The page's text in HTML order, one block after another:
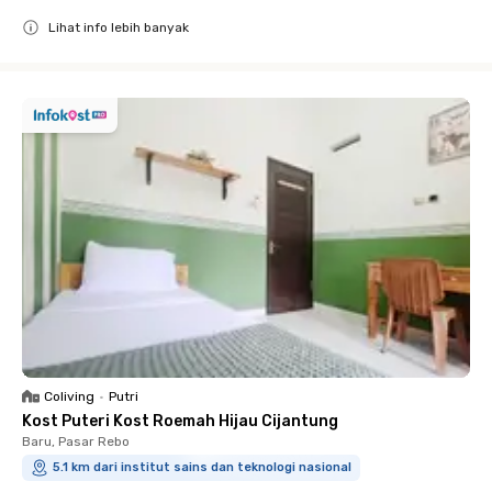
Lihat info lebih banyak
Coliving • Putri
Kost Puteri Kost Roemah Hijau Cijantung
Baru, Pasar Rebo
5.1 km dari institut sains dan teknologi nasional